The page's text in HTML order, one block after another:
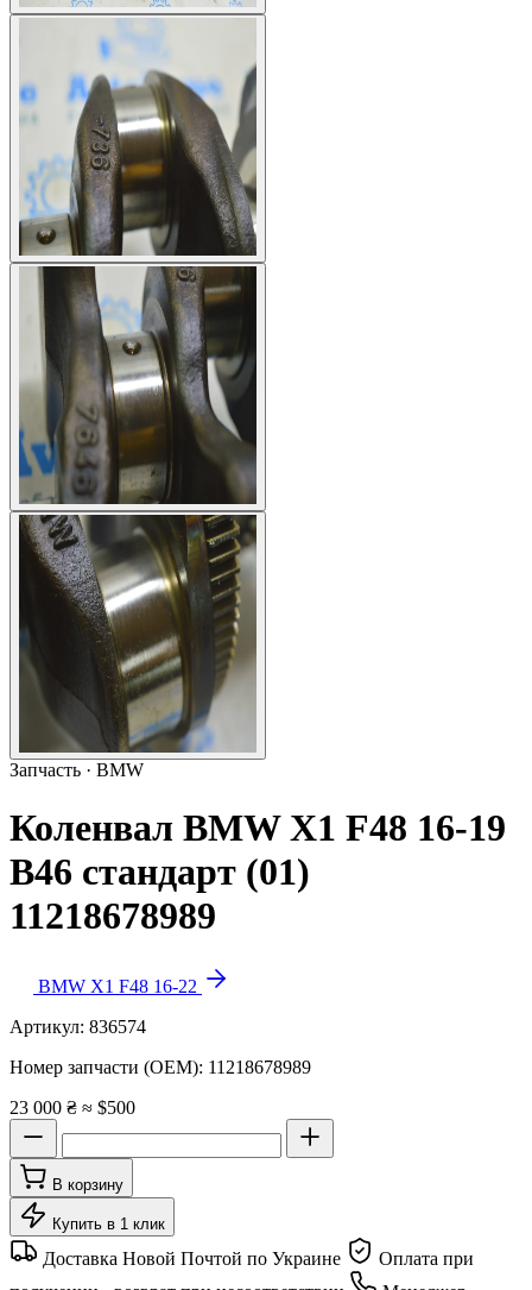
Запчасть · BMW
Коленвал BMW X1 F48 16-19
B46 стандарт (01)
11218678989
BMW X1 F48 16-22
Артикул: 836574
Номер запчасти (OEM): 11218678989
23 000 ₴ ≈ $500
В корзину
Купить в 1 клик
Доставка Новой Почтой по Украине
Оплата при